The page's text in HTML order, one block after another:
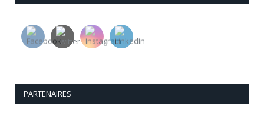
PARTENAIRES